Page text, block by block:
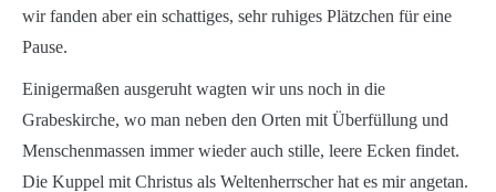
wir fanden aber ein schattiges, sehr ruhiges Plätzchen für eine
Pause.
Einigermaßen ausgeruht wagten wir uns noch in die
Grabeskirche, wo man neben den Orten mit Überfüllung und
Menschenmassen immer wieder auch stille, leere Ecken findet.
Die Kuppel mit Christus als Weltenherrscher hat es mir angetan.